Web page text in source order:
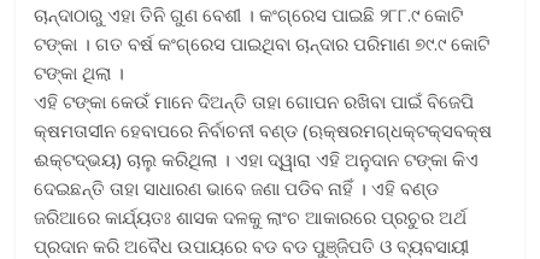
ଚାନ୍ଦାଠାରୁ ଏହା ତିନି ଗୁଣ ବେଶୀ । କଂଗ୍ରେସ ପାଇଛି ୨୮୮.୯ କୋଟି
ଟଙ୍କା । ଗତ ବର୍ଷ କଂଗ୍ରେସ ପାଇଥିବା ଚାନ୍ଦାର ପରିମାଣ ୭୯.୯ କୋଟି
ଟଙ୍କା ଥିଲା ।
ଏହି ଟଙ୍କା କେଉଁ ମାନେ ଦିଅନ୍ତି ତାହା ଗୋପନ ରଖିବା ପାଇଁ ବିଜେପି
କ୍ଷମତାସୀନ ହେବାପରେ ନିର୍ବାଚନୀ ବଣ୍ଡ (ଋକ୍ଷରମଗ୍ଧକ୍ଟକ୍ସବକ୍ଷ
ଈକ୍ଟଦ୍ଭୟ) ଚାଲୁ କରିଥିଲା । ଏହା ଦ୍ୱାରା ଏହି ଅନୁଦାନ ଟଙ୍କା କିଏ
ଦେଇଛନ୍ତି ତାହା ସାଧାରଣ ଭାବେ ଜଣା ପଡିବ ନାହିଁ । ଏହି ବଣ୍ଡ
ଜରିଆରେ କାର୍ଯ୍ୟତଃ ଶାସକ ଦଳକୁ ଲାଂଚ ଆକାରରେ ପ୍ରଚୁର ଅର୍ଥ
ପ୍ରଦାନ କରି ଅବୈଧ ଉପାୟରେ ବଡ ବଡ ପୁଞ୍ଜିପତି ଓ ବ୍ୟବସାୟୀ